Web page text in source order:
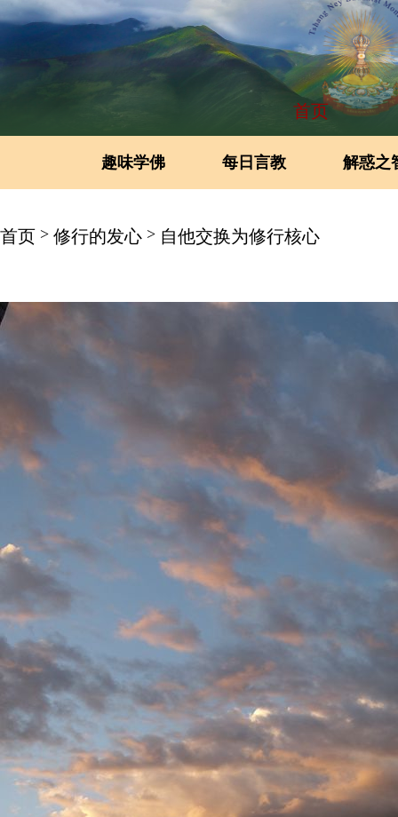
首页
趣味学佛 每日言教 解惑之
首页 > 修行的发心 > 自他交换为修行核心